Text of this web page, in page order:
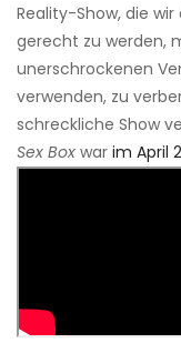
Reality-Show, die wir
gerecht zu werden,
unerschrockenen
verwenden, zu
schreckliche Show
Sex Box war im April